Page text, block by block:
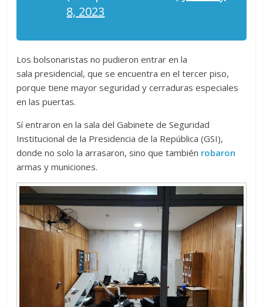
8, 2023
Los bolsonaristas no pudieron entrar en la
sala presidencial, que se encuentra en el tercer piso,
porque tiene mayor seguridad y cerraduras especiales
en las puertas.
Sí entraron en la sala del Gabinete de Seguridad
Institucional de la Presidencia de la República (GSI),
donde no solo la arrasaron, sino que también robaron
armas y municiones.